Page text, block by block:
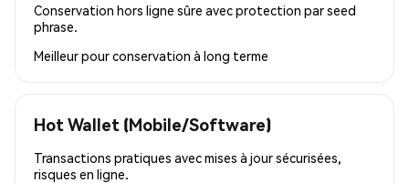
Conservation hors ligne sûre avec protection par seed
phrase.
Meilleur pourconservation à long terme
Hot Wallet (Mobile/Software)
Transactions pratiques avec mises à jour sécurisées,
risques en ligne.